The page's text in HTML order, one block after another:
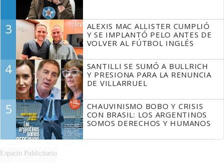
3
ALEXIS MAC ALLISTER CUMPLIÓ
Y SE IMPLANTÓ PELO ANTES DE
VOLVER AL FÚTBOL INGLÉS
4
SANTILLI SE SUMÓ A BULLRICH
Y PRESIONA PARA LA RENUNCIA
DE VILLARRUEL
5
CHAUVINISMO BOBO Y CRISIS
CON BRASIL: LOS ARGENTINOS
SOMOS DERECHOS Y HUMANOS
Espacio Publicitario